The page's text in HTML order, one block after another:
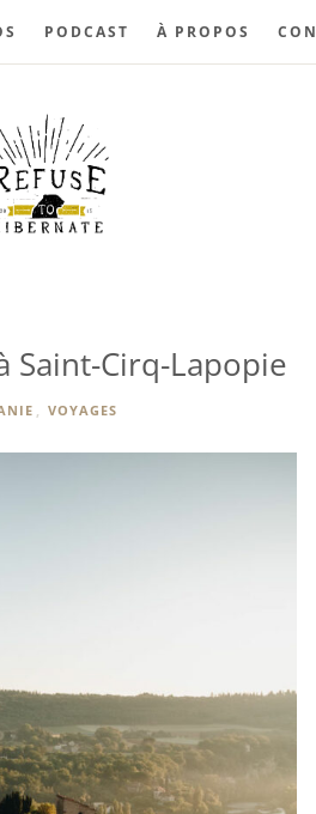
PODCAST À PROPOS
Saint-Cirq-Lapopie
, VOYAGES